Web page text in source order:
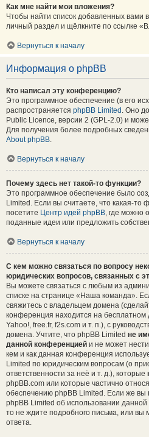
Как мне найти мои вложения?
Чтобы найти список добавленных вами
личный раздел и щёлкните по ссылке
Вернуться к началу
Информация о phpBB
Кто написал эту конференцию?
Это программное обеспечение (в его
распространяется phpBB Limited . Оно
Public Licence, версии 2 (GPL-2.0) и
Для получения более подробных
About phpBB.
Вернуться к началу
Почему здесь нет такой-то функции?
Это программное обеспечение было
Limited. Если вы считаете, что какая-
посетите Центр идей phpBB, где можно
поданные идеи или предложить
Вернуться к началу
С кем можно связаться по вопросу
юридических вопросов, связанных с
Вы можете связаться с любым из
списке на странице «Наша команда».
свяжитесь с владельцем домена
конференция находится на
Yahoo!, free.fr, f2s.com и т. п.), с
домена. Учтите, что phpBB Limited не
данной конференцией и не может
кем и как данная конференция
Limited по юридическим вопросам (о
ответственности за неё и т. д.), которые
phpBB.com или которые частично
обеспечению phpBB Limited. Если же вы
phpBB Limited об использовании
то не ждите подробного письма, или вы
ответа.